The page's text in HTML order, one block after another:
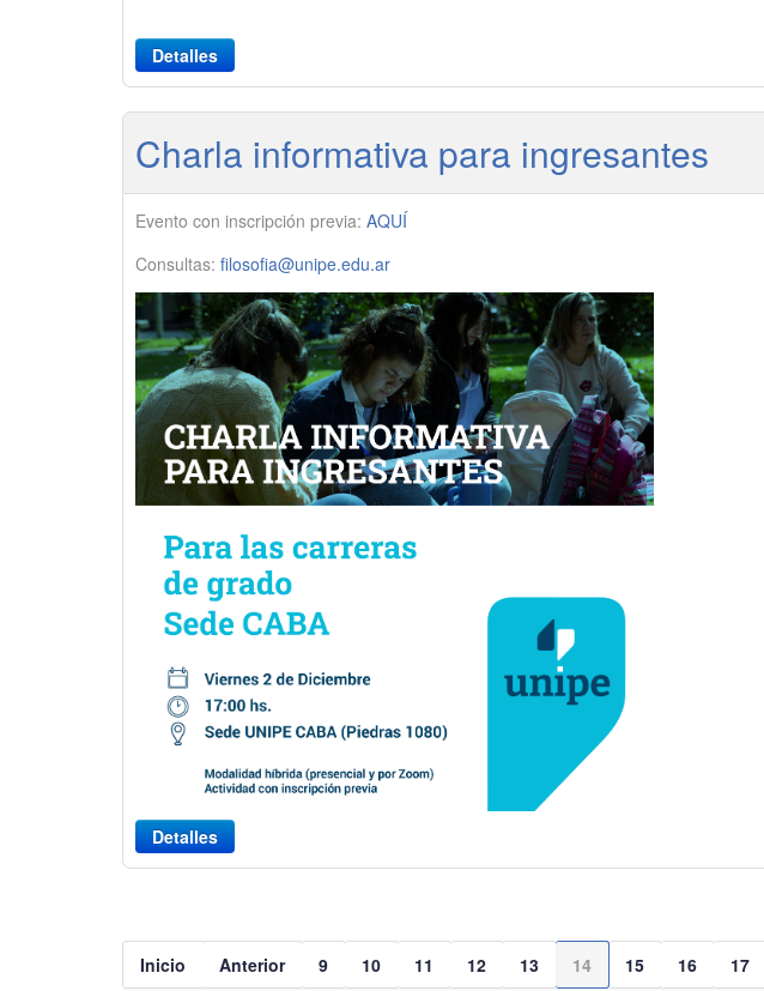
Detalles
Charla informativa para ingresantes
Evento con inscripción previa: AQUÍ
Consultas: filosofia@unipe.edu.ar
Detalles
Inicio Anterior 9 10 11 12 13 14 15 16 17